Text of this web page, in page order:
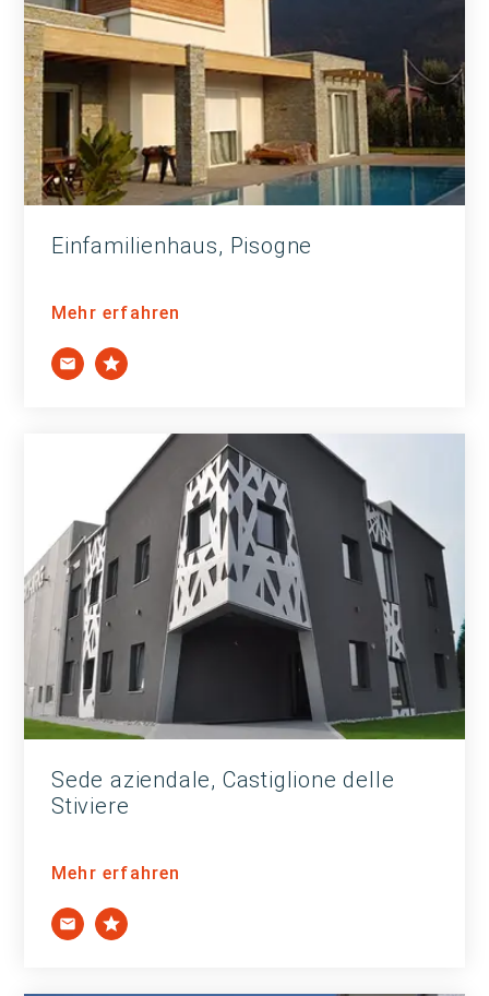
Einfamilienhaus, Pisogne
Mehr erfahren
Sede aziendale, Castiglione delle
Stiviere
Mehr erfahren